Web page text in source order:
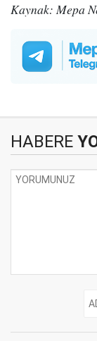
Kaynak: Mepa
HABERE